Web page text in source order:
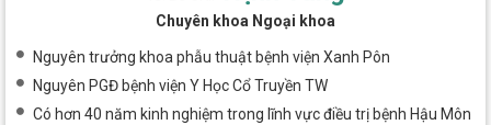
Chuyên khoa Ngoại khoa
Nguyên trưởng khoa phẫu thuật bệnh viện Xanh Pôn
Nguyên PGĐ bệnh viện Y Học Cổ Truyền TW
Có hơn 40 năm kinh nghiệm trong lĩnh vực điều trị bệnh Hậu Môn